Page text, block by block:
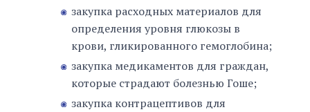
закупка расходных материалов для
определения уровня глюкозы в
крови, гликированного гемоглобина;
закупка медикаментов для граждан,
которые страдают болезнью Гоше;
закупка контрацептивов для